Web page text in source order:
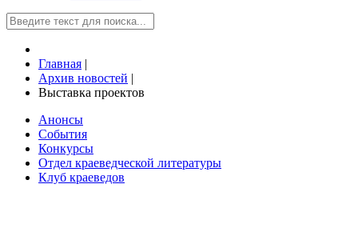
Главная |
Архив новостей |
Выставка проектов
Анонсы
События
Конкурсы
Отдел краеведческой литературы
Клуб краеведов